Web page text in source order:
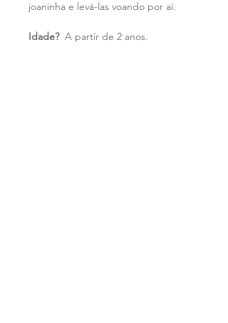
joaninha e levá-las voando por aí.
Idade? A partir de 2 anos.